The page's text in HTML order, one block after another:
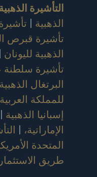
التأشيرة
الذهبية |
تأشيرة قبرص
الذهبية لليونان |
تأشيرة سلطنة
البرتغال الذهبية
للمملكة
إسبانيا الذهبية |
الإماراتية، |
المتحدة
طريق الاستثمار